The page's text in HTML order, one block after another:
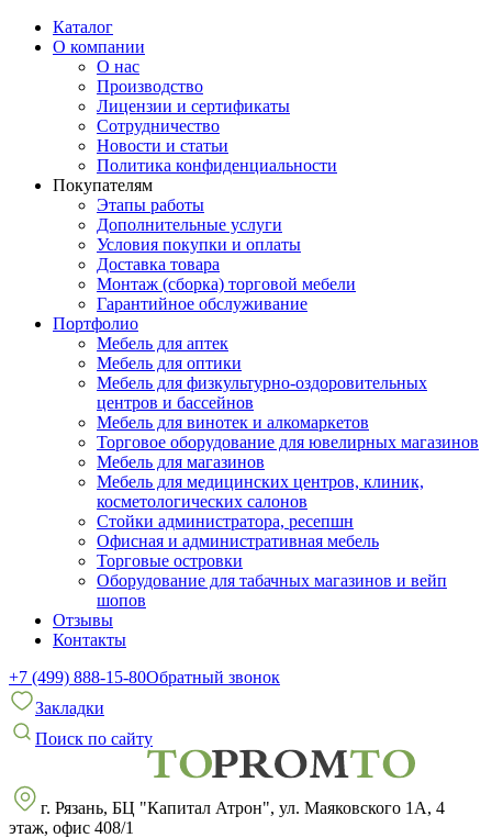
Каталог
О компании
О нас
Производство
Лицензии и сертификаты
Сотрудничество
Новости и статьи
Политика конфиденциальности
Покупателям
Этапы работы
Дополнительные услуги
Условия покупки и оплаты
Доставка товара
Монтаж (сборка) торговой мебели
Гарантийное обслуживание
Портфолио
Мебель для аптек
Мебель для оптики
Мебель для физкультурно-оздоровительных
центров и бассейнов
Мебель для винотек и алкомаркетов
Торговое оборудование для ювелирных магазинов
Мебель для магазинов
Мебель для медицинских центров, клиник,
косметологических салонов
Стойки администратора, ресепшн
Офисная и административная мебель
Торговые островки
Оборудование для табачных магазинов и вейп
шопов
Отзывы
Контакты
+7 (499) 888-15-80Обратный звонок
Закладки
Поиск по сайту
г. Рязань, БЦ "Капитал Атрон", ул. Маяковского 1А, 4
этаж, офис 408/1